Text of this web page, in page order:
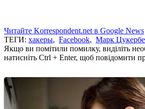
Читайте Korrespondent.net в Google News
ТЕГИ: хакеры, Facebook, Марк
Якщо ви помітили помилку, виділіть
натисніть Ctrl + Enter, щоб повідомити